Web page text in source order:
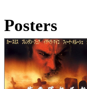
Posters